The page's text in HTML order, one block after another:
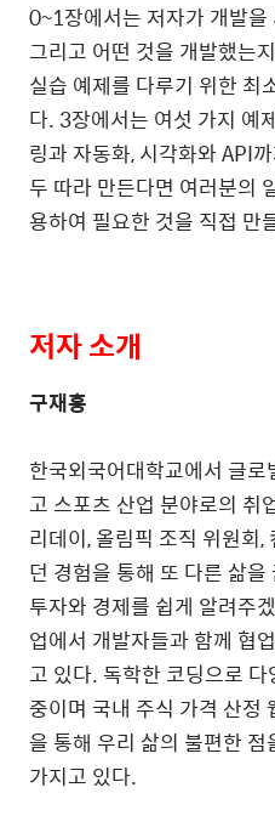
0~1장에서는 저자가 개발
그리고 어떤 것을 개발했는
실습 예제를 다루기 위한 최
다. 3장에서는 여섯 가지 예
링과 자동화,시각화와API
두 따라 만든다면 여러분의
용하여 필요한 것을 직접 만
저자 소개
구재홍
한국외국어대학교에서 글
고 스포츠 산업 분야로의 취
리데이,올림픽 조직 위원회,
던 경험을 통해 또 다른 삶을
투자와 경제를 쉽게 알려주
업에서 개발자들과 함께 협
고 있다. 독학한 코딩으로
중이며 국내 주식 가격 산정
을 통해 우리 삶의 불편한
가지고 있다.